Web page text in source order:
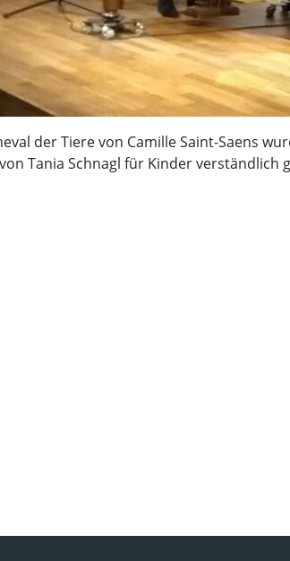
der Tiere von Camille Saint-Saens
Tania Schnagl für Kinder verständlich